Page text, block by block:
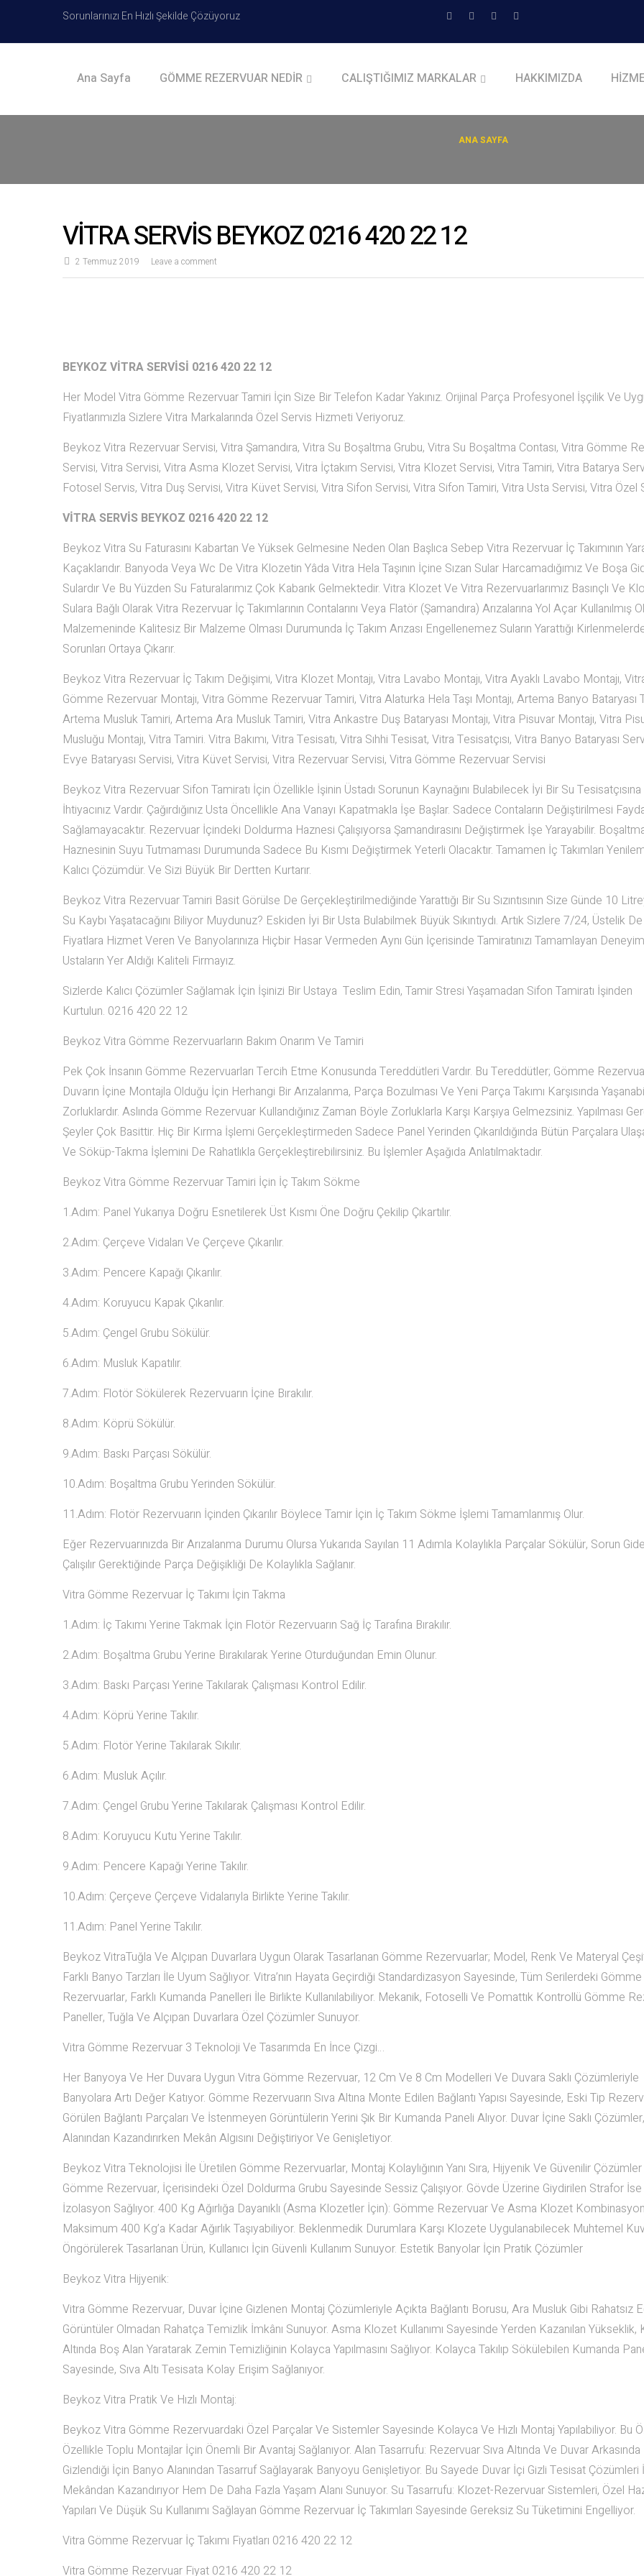
Sorunlarınızı En Hızlı Şekilde Çözüyoruz
Ana Sayfa GÖMME REZERVUAR NEDİR CALIŞTIĞIMIZ MARKALAR HAKKIMIZDA
ANA SAYFA
VİTRA SERVİS BEYKOZ 0216 420 22 12
2 Temmuz 2019 Leave a comment
BEYKOZ VİTRA SERVİSİ 0216 420 22 12
Her Model Vitra Gömme Rezervuar Tamiri İçin Size Bir Telefon Kadar Yakınız. Orijinal Parça Profesyonel İşçilik Ve
Fiyatlarımızla Sizlere Vitra Markalarında Özel Servis Hizmeti Veriyoruz.
Beykoz Vitra Rezervuar Servisi, Vitra Şamandıra, Vitra Su Boşaltma Grubu, Vitra Su Boşaltma Contası, Vitra Gömme
Servisi, Vitra Servisi, Vitra Asma Klozet Servisi, Vitra İçtakım Servisi, Vitra Klozet Servisi, Vitra Tamiri, Vitra Batarya
Fotosel Servis, Vitra Duş Servisi, Vitra Küvet Servisi, Vitra Sifon Servisi, Vitra Sifon Tamiri, Vitra Usta Servisi, Vitra Özel
VİTRA SERVİS BEYKOZ 0216 420 22 12
Beykoz Vitra Su Faturasını Kabartan Ve Yüksek Gelmesine Neden Olan Başlıca Sebep Vitra Rezervuar İç Takımının
Kaçaklarıdır. Banyoda Veya Wc De Vitra Klozetin Yâda Vitra Hela Taşının İçine Sızan Sular Harcamadığımız Ve Boşa
Sulardır Ve Bu Yüzden Su Faturalarımız Çok Kabarık Gelmektedir. Vitra Klozet Ve Vitra Rezervuarlarımız Basınçlı Ve
Sulara Bağlı Olarak Vitra Rezervuar İç Takımlarının Contalarını Veya Flatör (Şamandıra) Arızalarına Yol Açar Kullanılmış
Malzemeninde Kalitesiz Bir Malzeme Olması Durumunda İç Takım Arızası Engellenemez Suların Yarattığı
Sorunları Ortaya Çıkarır.
Beykoz Vitra Rezervuar İç Takım Değişimi, Vitra Klozet Montajı, Vitra Lavabo Montajı, Vitra Ayaklı Lavabo Montajı,
Gömme Rezervuar Montajı, Vitra Gömme Rezervuar Tamiri, Vitra Alaturka Hela Taşı Montajı, Artema Banyo Bataryası
Artema Musluk Tamiri, Artema Ara Musluk Tamiri, Vitra Ankastre Duş Bataryası Montajı, Vitra Pisuvar Montajı, Vitra
Musluğu Montajı, Vitra Tamiri. Vitra Bakımı, Vitra Tesisatı, Vitra Sıhhi Tesisat, Vitra Tesisatçısı, Vitra Banyo Bataryası
Evye Bataryası Servisi, Vitra Küvet Servisi, Vitra Rezervuar Servisi, Vitra Gömme Rezervuar Servisi
Beykoz Vitra Rezervuar Sifon Tamiratı İçin Özellikle İşinin Üstadı Sorunun Kaynağını Bulabilecek İyi Bir Su Tesisatçısına
İhtiyacınız Vardır. Çağırdığınız Usta Öncellikle Ana Vanayı Kapatmakla İşe Başlar. Sadece Contaların Değiştirilmesi
Sağlamayacaktır. Rezervuar İçindeki Doldurma Haznesi Çalışıyorsa Şamandırasını Değiştirmek İşe Yarayabilir.
Haznesinin Suyu Tutmaması Durumunda Sadece Bu Kısmı Değiştirmek Yeterli Olacaktır. Tamamen İç Takımları
Kalıcı Çözümdür. Ve Sizi Büyük Bir Dertten Kurtarır.
Beykoz Vitra Rezervuar Tamiri Basit Görülse De Gerçekleştirilmediğinde Yarattığı Bir Su Sızıntısının Size Günde 10
Su Kaybı Yaşatacağını Biliyor Muydunuz? Eskiden İyi Bir Usta Bulabilmek Büyük Sıkıntıydı. Artık Sizlere 7/24, Üstelik
Fiyatlara Hizmet Veren Ve Banyolarınıza Hiçbir Hasar Vermeden Aynı Gün İçerisinde Tamiratınızı Tamamlayan
Ustaların Yer Aldığı Kaliteli Firmayız.
Sizlerde Kalıcı Çözümler Sağlamak İçin İşinizi Bir Ustaya Teslim Edin, Tamir Stresi Yaşamadan Sifon Tamiratı İşinden
Kurtulun. 0216 420 22 12
Beykoz Vitra Gömme Rezervuarların Bakım Onarım Ve Tamiri
Pek Çok İnsanın Gömme Rezervuarları Tercih Etme Konusunda Tereddütleri Vardır. Bu Tereddütler; Gömme
Duvarın İçine Montajla Olduğu İçin Herhangi Bir Arızalanma, Parça Bozulması Ve Yeni Parça Takımı Karşısında
Zorluklardır. Aslında Gömme Rezervuar Kullandığınız Zaman Böyle Zorluklarla Karşı Karşıya Gelmezsiniz. Yapılması
Şeyler Çok Basittir. Hiç Bir Kırma İşlemi Gerçekleştirmeden Sadece Panel Yerinden Çıkarıldığında Bütün Parçalara
Ve Söküp-Takma İşlemini De Rahatlıkla Gerçekleştirebilirsiniz. Bu İşlemler Aşağıda Anlatılmaktadır.
Beykoz Vitra Gömme Rezervuar Tamiri İçin İç Takım Sökme
1.Adım: Panel Yukarıya Doğru Esnetilerek Üst Kısmı Öne Doğru Çekilip Çıkartılır.
2.Adım: Çerçeve Vidaları Ve Çerçeve Çıkarılır.
3.Adım: Pencere Kapağı Çıkarılır.
4.Adım: Koruyucu Kapak Çıkarılır.
5.Adım: Çengel Grubu Sökülür.
6.Adım: Musluk Kapatılır.
7.Adım: Flotör Sökülerek Rezervuarın İçine Bırakılır.
8.Adım: Köprü Sökülür.
9.Adım: Baskı Parçası Sökülür.
10.Adım: Boşaltma Grubu Yerinden Sökülür.
11.Adım: Flotör Rezervuarın İçinden Çıkarılır Böylece Tamir İçin İç Takım Sökme İşlemi Tamamlanmış Olur.
Eğer Rezervuarınızda Bir Arızalanma Durumu Olursa Yukarıda Sayılan 11 Adımla Kolaylıkla Parçalar Sökülür, Sorun
Çalışılır Gerektiğinde Parça Değişikliği De Kolaylıkla Sağlanır.
Vitra Gömme Rezervuar İç Takımı İçin Takma
1.Adım: İç Takımı Yerine Takmak İçin Flotör Rezervuarın Sağ İç Tarafına Bırakılır.
2.Adım: Boşaltma Grubu Yerine Bırakılarak Yerine Oturduğundan Emin Olunur.
3.Adım: Baskı Parçası Yerine Takılarak Çalışması Kontrol Edilir.
4.Adım: Köprü Yerine Takılır.
5.Adım: Flotör Yerine Takılarak Sıkılır.
6.Adım: Musluk Açılır.
7.Adım: Çengel Grubu Yerine Takılarak Çalışması Kontrol Edilir.
8.Adım: Koruyucu Kutu Yerine Takılır.
9.Adım: Pencere Kapağı Yerine Takılır.
10.Adım: Çerçeve Çerçeve Vidalarıyla Birlikte Yerine Takılır.
11.Adım: Panel Yerine Takılır.
Beykoz VitraTuğla Ve Alçıpan Duvarlara Uygun Olarak Tasarlanan Gömme Rezervuarlar; Model, Renk Ve Materyal
Farklı Banyo Tarzları İle Uyum Sağlıyor. Vitra’nın Hayata Geçirdiği Standardizasyon Sayesinde, Tüm Serilerdeki Gömme
Rezervuarlar, Farklı Kumanda Panelleri İle Birlikte Kullanılabiliyor. Mekanik, Fotoselli Ve Pomattık Kontrollü Gömme
Paneller, Tuğla Ve Alçıpan Duvarlara Özel Çözümler Sunuyor.
Vitra Gömme Rezervuar 3 Teknoloji Ve Tasarımda En İnce Çizgi…
Her Banyoya Ve Her Duvara Uygun Vitra Gömme Rezervuar, 12 Cm Ve 8 Cm Modelleri Ve Duvara Saklı Çözümleriyle
Banyolara Artı Değer Katıyor. Gömme Rezervuarın Sıva Altına Monte Edilen Bağlantı Yapısı Sayesinde, Eski Tip
Görülen Bağlantı Parçaları Ve İstenmeyen Görüntülerin Yerini Şık Bir Kumanda Paneli Alıyor. Duvar İçine Saklı
Alanından Kazandırırken Mekân Algısını Değiştiriyor Ve Genişletiyor.
Beykoz Vitra Teknolojisi İle Üretilen Gömme Rezervuarlar, Montaj Kolaylığının Yanı Sıra, Hijyenik Ve Güvenilir
Gömme Rezervuar, İçerisindeki Özel Doldurma Grubu Sayesinde Sessiz Çalışıyor. Gövde Üzerine Giydirilen Strafor
İzolasyon Sağlıyor. 400 Kg Ağırlığa Dayanıklı (Asma Klozetler İçin): Gömme Rezervuar Ve Asma Klozet
Maksimum 400 Kg’a Kadar Ağırlık Taşıyabiliyor. Beklenmedik Durumlara Karşı Klozete Uygulanabilecek Muhtemel
Öngörülerek Tasarlanan Ürün, Kullanıcı İçin Güvenli Kullanım Sunuyor. Estetik Banyolar İçin Pratik Çözümler
Beykoz Vitra Hijyenik:
Vitra Gömme Rezervuar, Duvar İçine Gizlenen Montaj Çözümleriyle Açıkta Bağlantı Borusu, Ara Musluk Gibi Rahatsız
Görüntüler Olmadan Rahatça Temizlik İmkânı Sunuyor. Asma Klozet Kullanımı Sayesinde Yerden Kazanılan Yükseklik,
Altında Boş Alan Yaratarak Zemin Temizliğinin Kolayca Yapılmasını Sağlıyor. Kolayca Takılıp Sökülebilen Kumanda
Sayesinde, Sıva Altı Tesisata Kolay Erişim Sağlanıyor.
Beykoz Vitra Pratik Ve Hızlı Montaj:
Beykoz Vitra Gömme Rezervuardaki Özel Parçalar Ve Sistemler Sayesinde Kolayca Ve Hızlı Montaj Yapılabiliyor. Bu
Özellikle Toplu Montajlar İçin Önemli Bir Avantaj Sağlanıyor. Alan Tasarrufu: Rezervuar Sıva Altında Ve Duvar Arkasında
Gizlendiği İçin Banyo Alanından Tasarruf Sağlayarak Banyoyu Genişletiyor. Bu Sayede Duvar İçi Gizli Tesisat Çözümleri
Mekândan Kazandırıyor Hem De Daha Fazla Yaşam Alanı Sunuyor. Su Tasarrufu: Klozet-Rezervuar Sistemleri, Özel
Yapıları Ve Düşük Su Kullanımı Sağlayan Gömme Rezervuar İç Takımları Sayesinde Gereksiz Su Tüketimini Engelliyor.
Vitra Gömme Rezervuar İç Takımı Fiyatları 0216 420 22 12
Vitra Gömme Rezervuar Fiyat 0216 420 22 12